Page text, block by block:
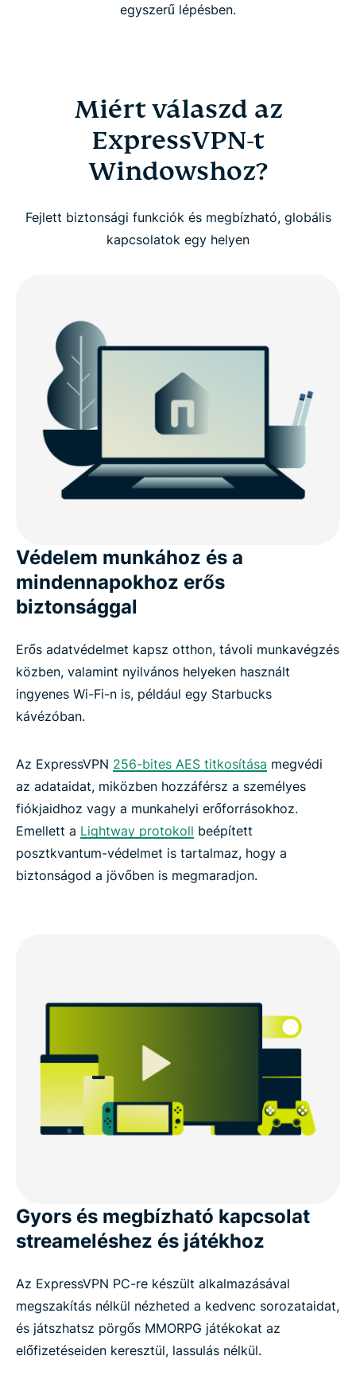
egyszerű lépésben.
Miért válaszd az
ExpressVPN-t
Windowshoz?
Fejlett biztonsági funkciók és megbízható, globális
kapcsolatok egy helyen
Védelem munkához és a
mindennapokhoz erős
biztonsággal
Erős adatvédelmet kapsz otthon, távoli munkavégzés
közben, valamint nyilvános helyeken használt
ingyenes Wi-Fi-n is, például egy Starbucks
kávézóban.
Az ExpressVPN 256-bites AES titkosítása megvédi
az adataidat, miközben hozzáférsz a személyes
fiókjaidhoz vagy a munkahelyi erőforrásokhoz.
Emellett a Lightway protokoll beépített
posztkvantum-védelmet is tartalmaz, hogy a
biztonságod a jövőben is megmaradjon.
Gyors és megbízható kapcsolat
streameléshez és játékhoz
Az ExpressVPN PC-re készült alkalmazásával
megszakítás nélkül nézheted a kedvenc sorozataidat,
és játszhatsz pörgős MMORPG játékokat az
előfizetéseiden keresztül, lassulás nélkül.